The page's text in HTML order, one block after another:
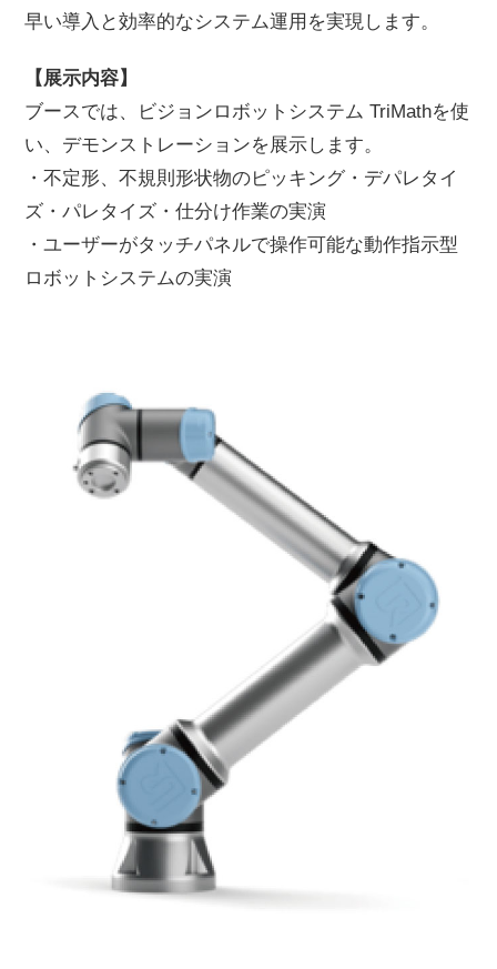
早い導入と効率的なシステム運用を実現します。
【展示内容】
ブースでは、ビジョンロボットシステム TriMathを使
い、デモンストレーションを展示します。
・不定形、不規則形状物のピッキング・デパレタイ
ズ・パレタイズ・仕分け作業の実演
・ユーザーがタッチパネルで操作可能な動作指示型
ロボットシステムの実演